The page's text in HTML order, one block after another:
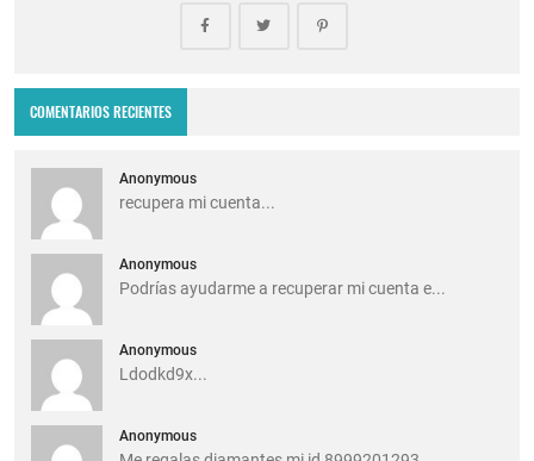
COMENTARIOS RECIENTES
Anonymous
recupera mi cuenta...
Anonymous
Podrías ayudarme a recuperar mi cuenta e...
Anonymous
Ldodkd9x...
Anonymous